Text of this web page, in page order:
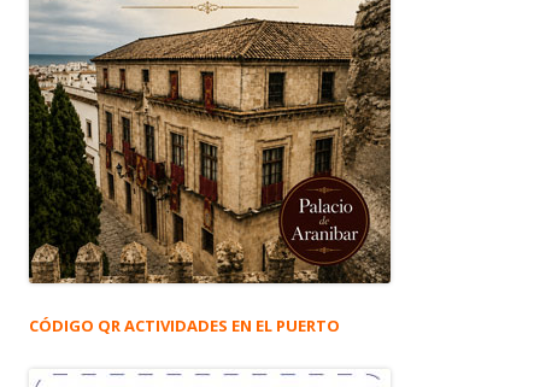
CÓDIGO QR ACTIVIDADES EN EL PUERTO